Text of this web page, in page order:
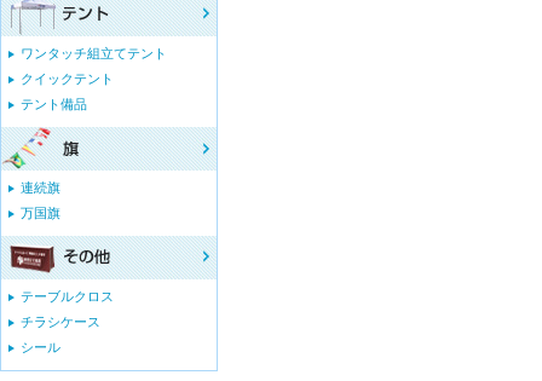
ワンタッチ組立てテント
クイックテント
テント備品
連続旗
万国旗
テーブルクロス
チラシケース
シール